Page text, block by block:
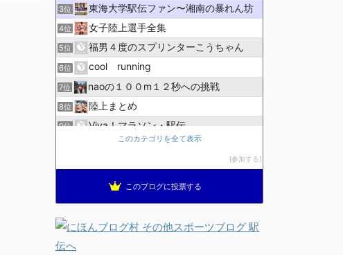
3位 東海大学駅伝ファン〜湘南の暴れん坊
4位 女子陸上選手全集
5位 福男４度のスプリンターこうちゃん
6位 cool running
7位 naoの１００m１２秒への挑戦
8位 陸上まとめ
9位 Viva！マラソン・駅伝
ＹＮ Ｔrack＆Ｆield
週１回走る会ブログ
13位 ビルとビルの間で寝込む人
14位 出雲駅伝 最新情報
15位
このカテゴリを全て表示
参加する
このブログに投票する